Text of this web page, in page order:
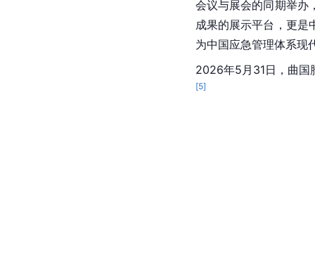
会议与展会的同期举办
成果的展示平台，更是
为中国应急管理体系现
2026年5月31日，曲国
[5]